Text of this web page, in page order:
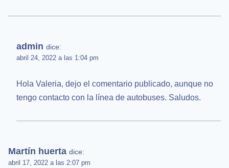
admin dice:
abril 24, 2022 a las 1:04 pm
Hola Valeria, dejo el comentario publicado, aunque no
tengo contacto con la línea de autobuses. Saludos.
Martín huerta dice:
abril 17, 2022 a las 2:07 pm